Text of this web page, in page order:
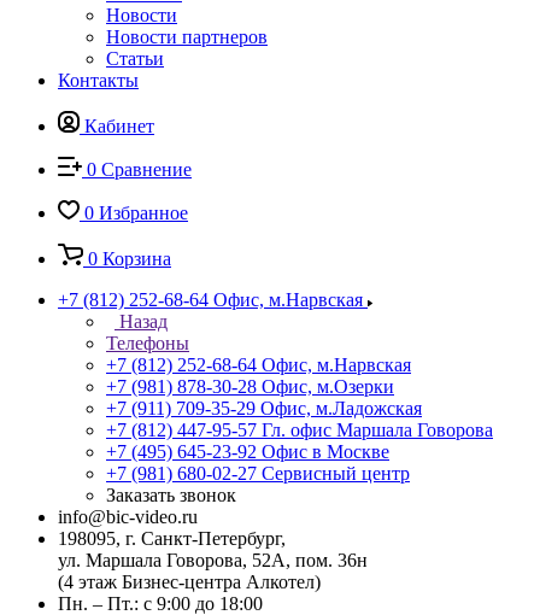
Новости
Новости партнеров
Статьи
Контакты
Кабинет
0 Сравнение
0 Избранное
0 Корзина
+7 (812) 252-68-64 Офис, м.Нарвская
Назад
Телефоны
+7 (812) 252-68-64 Офис, м.Нарвская
+7 (981) 878-30-28 Офис, м.Озерки
+7 (911) 709-35-29 Офис, м.Ладожская
+7 (812) 447-95-57 Гл. офис Маршала Говорова
+7 (495) 645-23-92 Офис в Москве
+7 (981) 680-02-27 Сервисный центр
Заказать звонок
info@bic-video.ru
198095, г. Санкт-Петербург,
ул. Маршала Говорова, 52А, пом. 36н
(4 этаж Бизнес-центра Алкотел)
Пн. – Пт.: с 9:00 до 18:00